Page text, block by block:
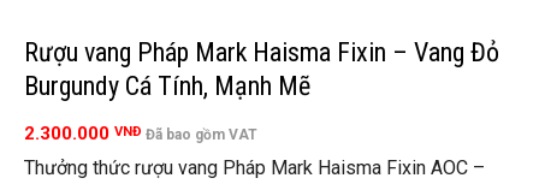
Rượu vang Pháp Mark Haisma Fixin – Vang Đỏ
Burgundy Cá Tính, Mạnh Mẽ
2.300.000 VNĐ Đã bao gồm VAT
Thưởng thức rượu vang Pháp Mark Haisma Fixin AOC –